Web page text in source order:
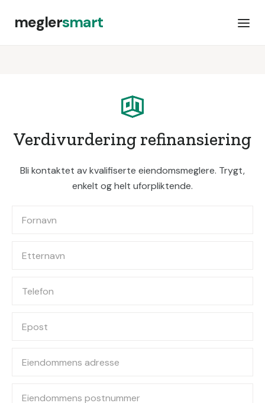
meglersmart
Verdivurdering refinansiering
Bli kontaktet av kvalifiserte eiendomsmeglere. Trygt,
enkelt og helt uforpliktende.